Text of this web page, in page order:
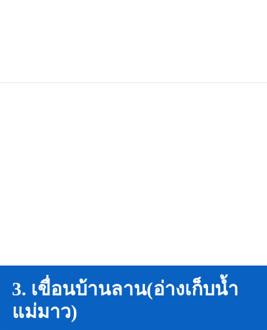
3. เขื่อนบ้านลาน(อ่างเก็บน้ำ
แม่มาว)